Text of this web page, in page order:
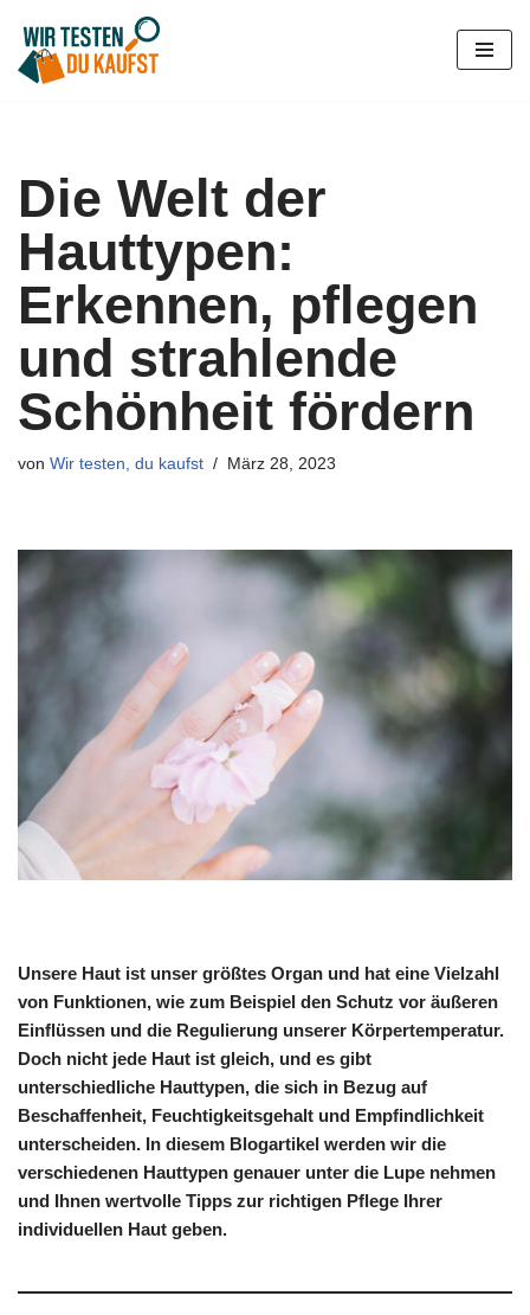
Zum
Die Welt der
Hauttypen:
Erkennen, pflegen
und strahlende
Schönheit fördern
von Wir testen, du kaufst März 28, 2023
Unsere Haut ist unser größtes Organ und hat eine Vielzahl
von Funktionen, wie zum Beispiel den Schutz vor äußeren
Einflüssen und die Regulierung unserer Körpertemperatur.
Doch nicht jede Haut ist gleich, und es gibt
unterschiedliche Hauttypen, die sich in Bezug auf
Beschaffenheit, Feuchtigkeitsgehalt und Empfindlichkeit
unterscheiden. In diesem Blogartikel werden wir die
verschiedenen Hauttypen genauer unter die Lupe nehmen
und Ihnen wertvolle Tipps zur richtigen Pflege Ihrer
individuellen Haut geben.